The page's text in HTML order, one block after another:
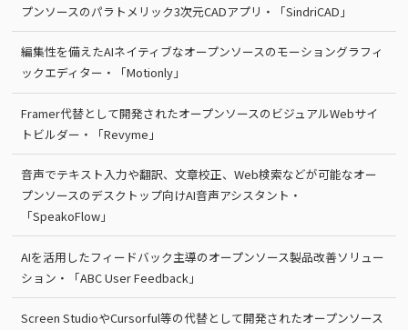
プンソースのパラトメリック3次元CADアプリ・「SindriCAD」
編集性を備えたAIネイティブなオープンソースのモーショングラフィ
ックエディター・「Motionly」
Framer代替として開発されたオープンソースのビジュアルWebサイ
トビルダー・「Revyme」
音声でテキスト入力や翻訳、文章校正、Web検索などが可能なオー
プンソースのデスクトップ向けAI音声アシスタント・
「SpeakoFlow」
AIを活用したフィードバック主導のオープンソース製品改善ソリュー
ション・「ABC User Feedback」
Screen StudioやCursorful等の代替として開発されたオープンソース